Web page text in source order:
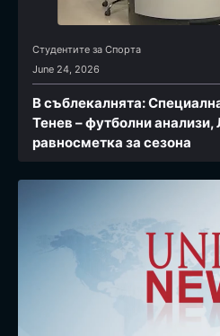
Студентите за Спортa
June 24, 2026
В съблекалнята:
Тенев – футболни анализи,
равносметка за сезона